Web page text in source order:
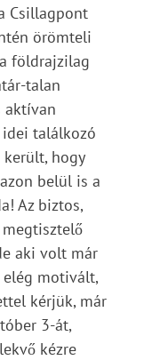
Csillagpont
örömteli
földrajzilag
talan
aktívan
találkozó
hogy
belül is a
Az biztos,
aki volt már
elég motivált,
kérjük, már
3-át,
kézre